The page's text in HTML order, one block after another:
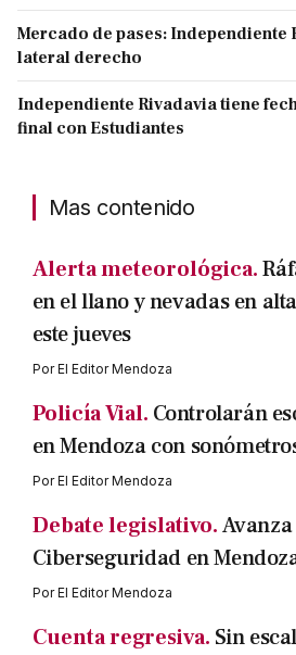
Mercado de pases: Independiente
lateral derecho
Independiente Rivadavia tiene
final con Estudiantes
Mas contenido
Alerta meteorológica.
en el llano y nevadas en
este jueves
PorEl Editor Mendoza
Policía Vial. Controlarán
en Mendoza con
PorEl Editor Mendoza
Debate legislativo.
Ciberseguridad en
PorEl Editor Mendoza
Cuenta regresiva. Sin